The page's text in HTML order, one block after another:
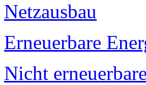
Netzausbau
Erneuerbare
Nicht